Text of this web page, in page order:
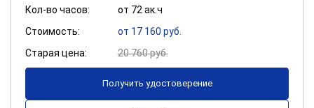
Кол-во часов:
от 72 ак.ч
Стоимость:
от 17 160 руб.
Старая цена:
20 760 руб.
Получить удостоверение